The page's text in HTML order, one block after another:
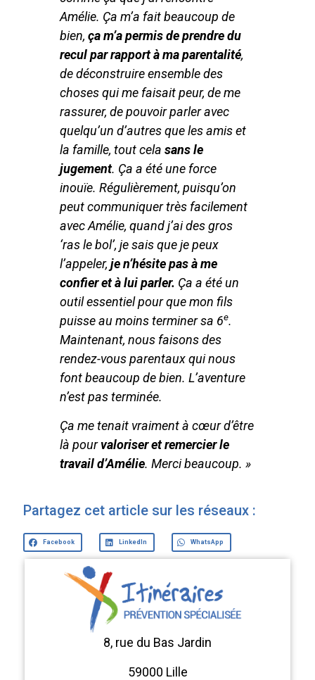
Amélie. Ça m’a fait beaucoup de
bien, ça m’a permis de prendre du
recul par rapport à ma parentalité,
de déconstruire ensemble des
choses qui me faisait peur, de me
rassurer, de pouvoir parler avec
quelqu’un d’autres que les amis et
la famille, tout cela sans le
jugement. Ça a été une force
inouïe. Régulièrement, puisqu’on
peut communiquer très facilement
avec Amélie, quand j’ai des gros
‘ras le bol’, je sais que je peux
l’appeler, je n’hésite pas à me
confier et à lui parler. Ça a été un
outil essentiel pour que mon fils
puisse au moins terminer sa 6e.
Maintenant, nous faisons des
rendez-vous parentaux qui nous
font beaucoup de bien. L’aventure
n’est pas terminée.
Ça me tenait vraiment à cœur d’être
là pourvaloriser et remercier le
travail d’Amélie. Merci beaucoup. »
Partagez cet article sur les réseaux :
Facebook LinkedIn WhatsApp
8, rue du Bas Jardin
59000 Lille